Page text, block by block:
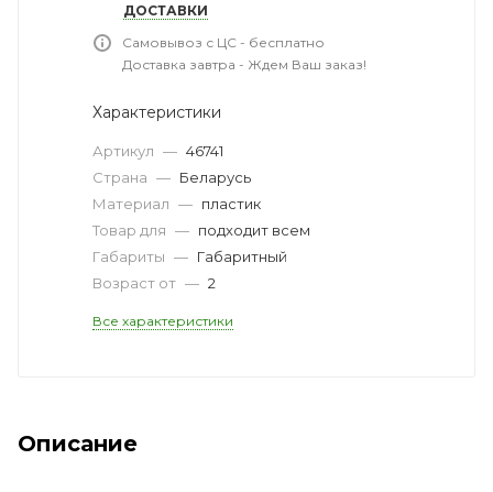
ДОСТАВКИ
Самовывоз с ЦС - бесплатно
Доставка завтра - Ждем Ваш заказ!
Характеристики
Артикул — 46741
Страна — Беларусь
Материал — пластик
Товар для — подходит всем
Габариты — Габаритный
Возраст от — 2
Все характеристики
Описание